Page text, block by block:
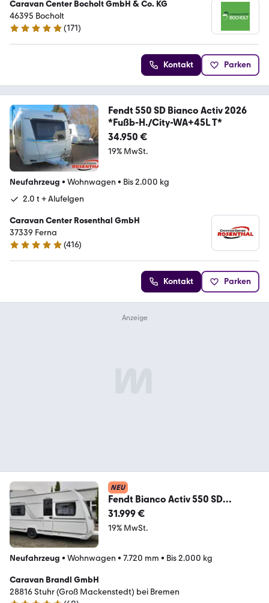
Caravan Center Bocholt GmbH & Co. KG
46395 Bocholt
4.8 Sterne
(171)
Kontakt Parken
Fendt 550 SD Bianco Activ 2026
*Fußb-H./City-WA+45L T*
34.950 €
19% MwSt.
Neufahrzeug • Wohnwagen • Bis 2.000 kg
2.0 t + Alufelgen
Caravan Center Rosenthal GmbH
37339 Ferna
5 Sterne
(416)
Kontakt Parken
NEU
Fendt Bianco Activ 550 SD
2000kg; SafetyPaket; Dusche
31.999 €
19% MwSt.
Neufahrzeug • Wohnwagen • 7.720 mm • Bis 2.000 kg
Caravan Brandl GmbH
28816 Stuhr (Groß Mackenstedt) bei Bremen